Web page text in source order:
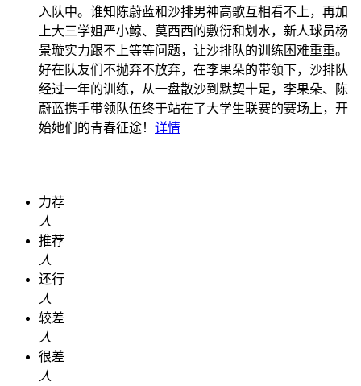
入队中。谁知陈蔚蓝和沙排男神高歌互相看不上，再加
上大三学姐严小鲸、莫西西的敷衍和划水，新人球员杨
景璇实力跟不上等等问题，让沙排队的训练困难重重。
好在队友们不抛弃不放弃，在李果朵的带领下，沙排队
经过一年的训练，从一盘散沙到默契十足，李果朵、陈
蔚蓝携手带领队伍终于站在了大学生联赛的赛场上，开
始她们的青春征途！ 详情
力荐
人
推荐
人
还行
人
较差
人
很差
人